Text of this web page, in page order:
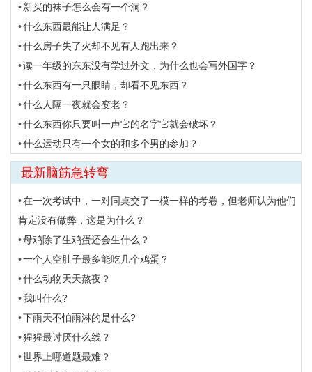
新买的袜子怎么会有一个洞？
什么东西最能让人满足？
什么房子失了火却不见有人跑出来？
读一年级的东东没有学过外文，为什么也会写外国字？
什么东西有一只眼睛，却看不见东西？
什么人隔一夜就会变老？
什么东西你只要叫一声它的名字它就会破坏？
什么运动只有一个女的和多个男的参加？
最新脑筋急转弯
在一次考试中，一对同桌交了一模一样的考卷，但老师认为他们
肯定没有做弊，这是为什么？
母鸡除了生鸡蛋还会生什么？
一个人空肚子最多能吃几个鸡蛋？
什么动物天天熬夜？
我叫什么?
下雨天不怕雨淋的是什么?
猩猩最讨厌什么线？
世界上哪道题最难？